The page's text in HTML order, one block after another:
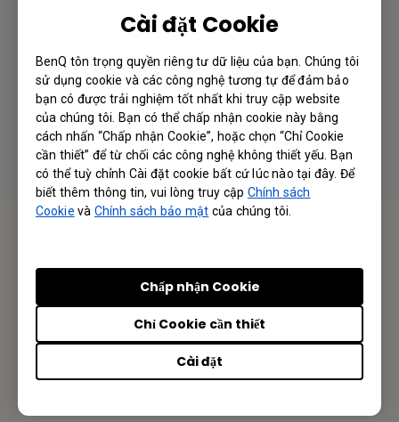
Cài đặt Cookie
BenQ tôn trọng quyền riêng tư dữ liệu của bạn. Chúng tôi
sử dụng cookie và các công nghệ tương tự để đảm bảo
bạn có được trải nghiệm tốt nhất khi truy cập website
của chúng tôi. Bạn có thể chấp nhận cookie này bằng
cách nhấn “Chấp nhận Cookie”, hoặc chọn “Chỉ Cookie
cần thiết” để từ chối các công nghệ không thiết yếu. Bạn
có thể tuỳ chỉnh Cài đặt cookie bất cứ lúc nào tại đây. Để
biết thêm thông tin, vui lòng truy cập Chính sách
Cookie vàChính sách bảo mật của chúng tôi.
Cài đặt
Chỉ Cookie cần thiết
Chấp nhận Cookie
How to do wireless presentation with
WDC20 by iPhone and surf the internet
Hân hạnh nhận được phản hồi từ Quý Khách Hàng/ Đối
Tác
Gửi Email